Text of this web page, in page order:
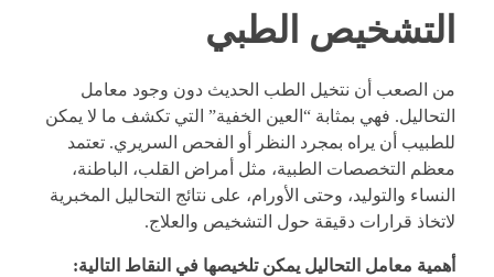
التشخيص الطبي
من الصعب أن نتخيل الطب الحديث دون وجود معامل
التحاليل. فهي بمثابة “العين الخفية” التي تكشف ما لا يمكن
للطبيب أن يراه بمجرد النظر أو الفحص السريري. تعتمد
معظم التخصصات الطبية، مثل أمراض القلب، الباطنة،
النساء والتوليد، وحتى الأورام، على نتائج التحاليل المخبرية
لاتخاذ قرارات دقيقة حول التشخيص والعلاج.
أهمية معامل التحاليل يمكن تلخيصها في النقاط التالية: